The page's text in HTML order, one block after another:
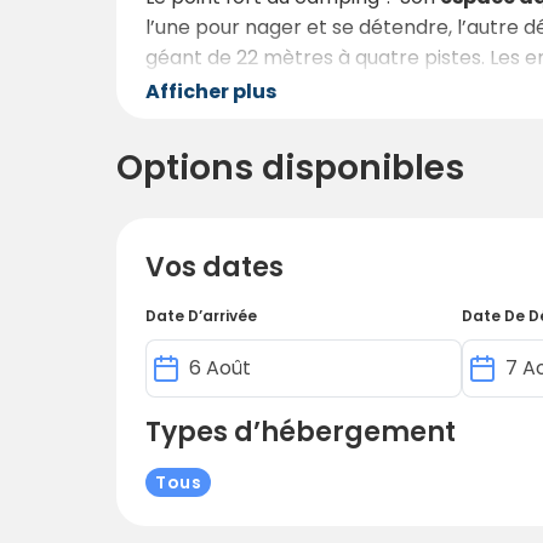
l’une pour nager et se détendre, l’autre
géant de 22 mètres à quatre pistes. Les
autour de la piscine, avec transats
tous les âges, billard, baby-foot, tables
aussi des
animations conviviales
Eco-responsable, Le Valenty propose un
Afficher plus
Options disponibles
Vos dates
Date D’arrivée Date De
Types d’hébergement
Tous